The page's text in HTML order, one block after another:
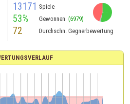
13171 Spiele
53% Gewonnen (6979)
72 Durchschn. Gegnerbewertung